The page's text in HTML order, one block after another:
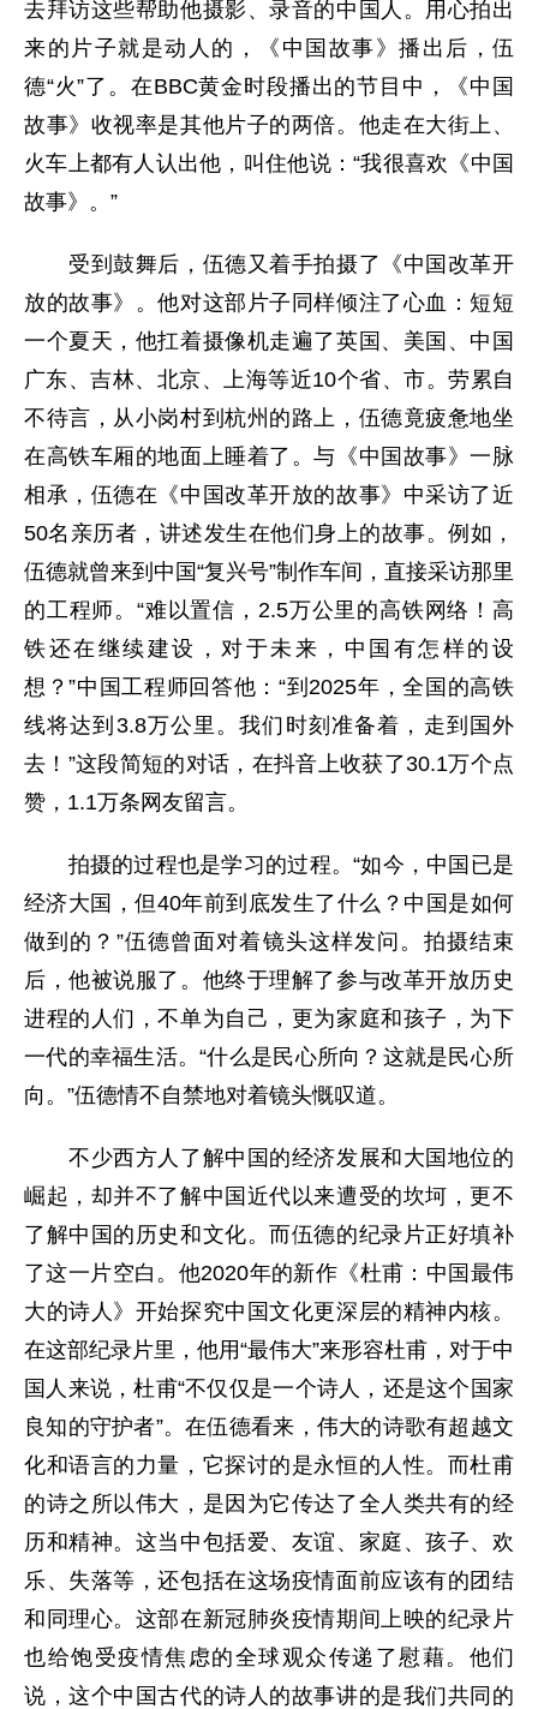
去拜访这些帮助他摄影、录音的中国人。用心拍出
来的片子就是动人的，《中国故事》播出后，伍
德“火”了。在BBC黄金时段播出的节目中，《中国
故事》收视率是其他片子的两倍。他走在大街上、
火车上都有人认出他，叫住他说：“我很喜欢《中国
故事》。”
受到鼓舞后，伍德又着手拍摄了《中国改革开
放的故事》。他对这部片子同样倾注了心血：短短
一个夏天，他扛着摄像机走遍了英国、美国、中国
广东、吉林、北京、上海等近10个省、市。劳累自
不待言，从小岗村到杭州的路上，伍德竟疲惫地坐
在高铁车厢的地面上睡着了。与《中国故事》一脉
相承，伍德在《中国改革开放的故事》中采访了近
50名亲历者，讲述发生在他们身上的故事。例如，
伍德就曾来到中国“复兴号”制作车间，直接采访那里
的工程师。“难以置信，2.5万公里的高铁网络！高
铁还在继续建设，对于未来，中国有怎样的设
想？”中国工程师回答他：“到2025年，全国的高铁
线将达到3.8万公里。我们时刻准备着，走到国外
去！”这段简短的对话，在抖音上收获了30.1万个点
赞，1.1万条网友留言。
拍摄的过程也是学习的过程。“如今，中国已是
经济大国，但40年前到底发生了什么？中国是如何
做到的？”伍德曾面对着镜头这样发问。拍摄结束
后，他被说服了。他终于理解了参与改革开放历史
进程的人们，不单为自己，更为家庭和孩子，为下
一代的幸福生活。“什么是民心所向？这就是民心所
向。”伍德情不自禁地对着镜头慨叹道。
不少西方人了解中国的经济发展和大国地位的
崛起，却并不了解中国近代以来遭受的坎坷，更不
了解中国的历史和文化。而伍德的纪录片正好填补
了这一片空白。他2020年的新作《杜甫：中国最伟
大的诗人》开始探究中国文化更深层的精神内核。
在这部纪录片里，他用“最伟大”来形容杜甫，对于中
国人来说，杜甫“不仅仅是一个诗人，还是这个国家
良知的守护者”。在伍德看来，伟大的诗歌有超越文
化和语言的力量，它探讨的是永恒的人性。而杜甫
的诗之所以伟大，是因为它传达了全人类共有的经
历和精神。这当中包括爱、友谊、家庭、孩子、欢
乐、失落等，还包括在这场疫情面前应该有的团结
和同理心。这部在新冠肺炎疫情期间上映的纪录片
也给饱受疫情焦虑的全球观众传递了慰藉。他们
说，这个中国古代的诗人的故事讲的是我们共同的